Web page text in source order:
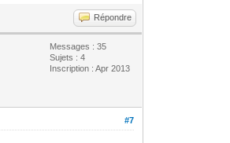
Répondre
Messages : 35
Sujets : 4
Inscription : Apr 2013
#7